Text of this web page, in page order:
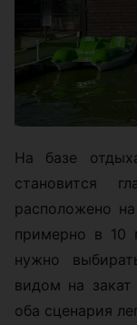
На базе
становится
расположено
примерно в 10
нужно
видом на
оба сценария